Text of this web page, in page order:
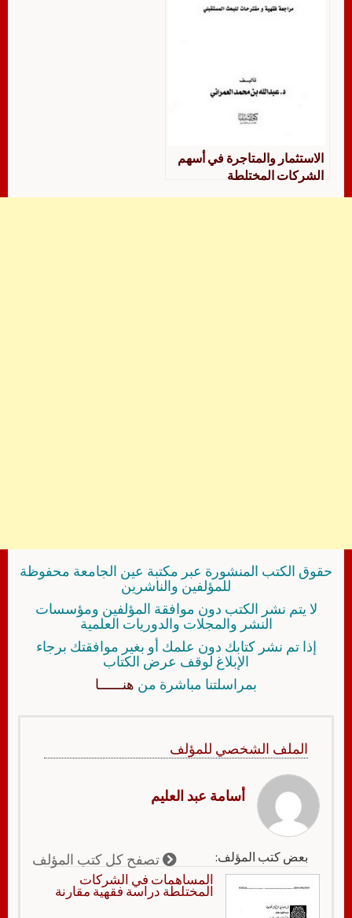
الاستثمار والمتاجرة في أسهم
الشركات المختلطة
حقوق الكتب المنشورة عبر مكتبة عين الجامعة محفوظة
للمؤلفين والناشرين
لا يتم نشر الكتب دون موافقة المؤلفين ومؤسسات
النشر والمجلات والدوريات العلمية
إذا تم نشر كتابك دون علمك أو بغير موافقتك برجاء
الإبلاغ لوقف عرض الكتاب
بمراسلتنا مباشرة من هنــــــا
الملف الشخصي للمؤلف
أسامة عبد العليم
بعض كتب المؤلف: تصفح كل كتب المؤلف
المساهمات في الشركات
المختلطة دراسة فقهية مقارنة